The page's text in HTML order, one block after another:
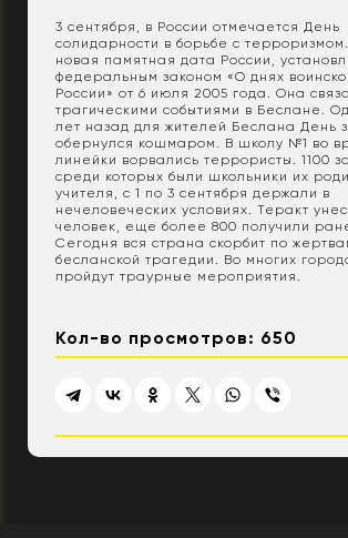
3 сентября, в России отмечается День
солидарности в борьбе с
новая памятная дата России,
федеральным законом «О днях
России» от 6 июля 2005 года. Она
трагическими событиями в Беслане.
лет назад для жителей Беслана День
обернулся кошмаром. В школу №1 во
линейки ворвались террористы. 1100
среди которых были школьники их
учителя, с 1 по 3 сентября держали в
нечеловеческих условиях. Теракт
человек, еще более 800 получили
Сегодня вся страна скорбит по
бесланской трагедии. Во многих
пройдут траурные мероприятия.
Кол-во просмотров: 650